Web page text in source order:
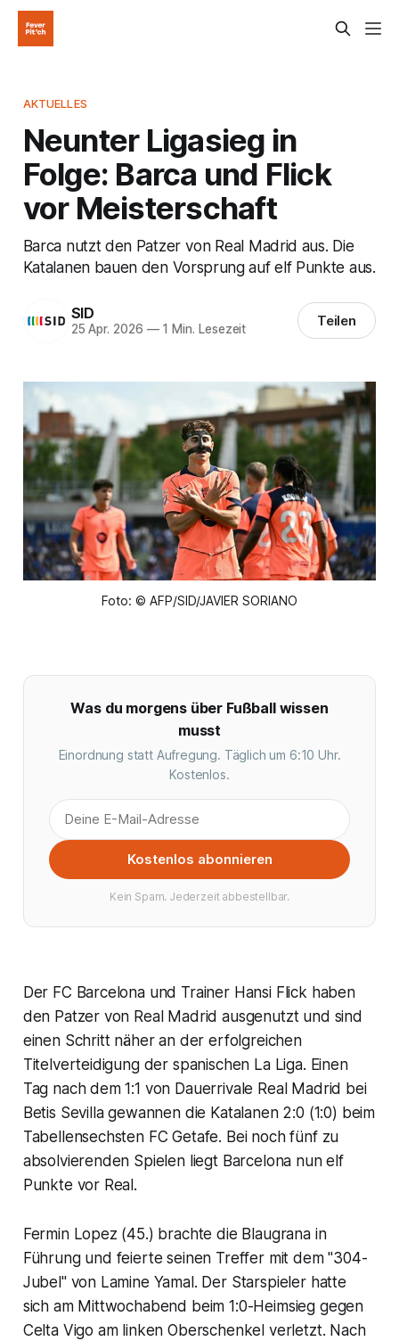
AKTUELLES
Neunter Ligasieg in
Folge: Barca und Flick
vor Meisterschaft
Barca nutzt den Patzer von Real Madrid aus. Die
Katalanen bauen den Vorsprung auf elf Punkte aus.
SID
25 Apr. 2026 —1 Min. Lesezeit Teilen
Foto: © AFP/SID/JAVIER SORIANO
Was du morgens über Fußball wissen
musst
Einordnung statt Aufregung. Täglich um 6:10 Uhr.
Kostenlos.
Kostenlos abonnieren
Kein Spam. Jederzeit abbestellbar.
Der FC Barcelona und Trainer Hansi Flick haben
den Patzer von Real Madrid ausgenutzt und sind
einen Schritt näher an der erfolgreichen
Titelverteidigung der spanischen La Liga. Einen
Tag nach dem 1:1 von Dauerrivale Real Madrid bei
Betis Sevilla gewannen die Katalanen 2:0 (1:0) beim
Tabellensechsten FC Getafe. Bei noch fünf zu
absolvierenden Spielen liegt Barcelona nun elf
Punkte vor Real.
Fermin Lopez (45.) brachte die Blaugrana in
Führung und feierte seinen Treffer mit dem "304-
Jubel" von Lamine Yamal. Der Starspieler hatte
sich am Mittwochabend beim 1:0-Heimsieg gegen
Celta Vigo am linken Oberschenkel verletzt. Nach